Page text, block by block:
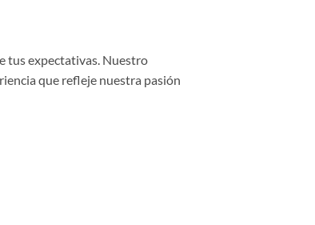
tus expectativas. Nuestro
que refleje nuestra pasión